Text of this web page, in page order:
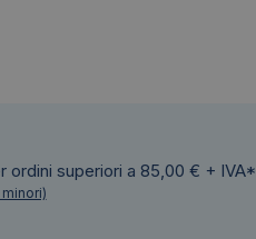
ordini superiori a 85,00 € + IVA*